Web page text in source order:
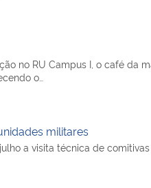
no RU Campus I, o café da
o…
militares
a visita técnica de